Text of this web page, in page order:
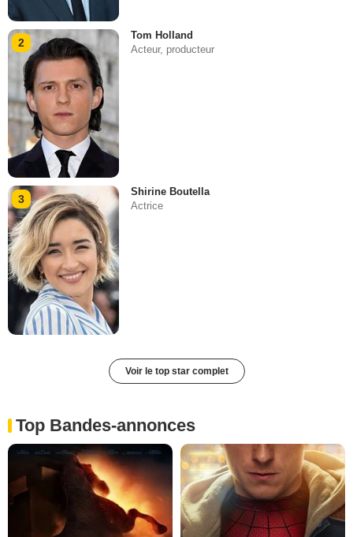
2
Tom Holland
Acteur, producteur
3
Shirine Boutella
Actrice
Voir le top star complet
Top Bandes-annonces